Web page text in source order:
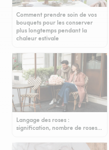
Comment prendre soin de vos
bouquets pour les conserver
plus longtemps pendant la
chaleur estivale
Langage des roses :
signification, nombre de roses…